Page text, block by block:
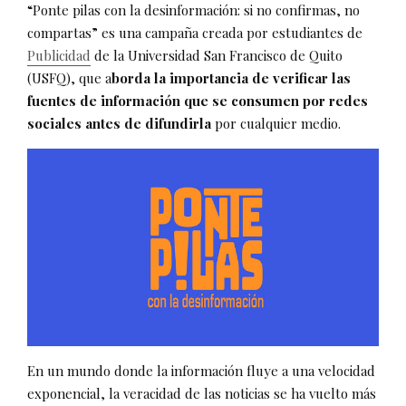
“Ponte pilas con la desinformación: si no confirmas, no
compartas” es una campaña creada por estudiantes de
Publicidad de la Universidad San Francisco de Quito
(USFQ), que aborda la importancia de verificar las
fuentes de información que se consumen por redes
sociales antes de difundirla por cualquier medio.
En un mundo donde la información fluye a una velocidad
exponencial, la veracidad de las noticias se ha vuelto más